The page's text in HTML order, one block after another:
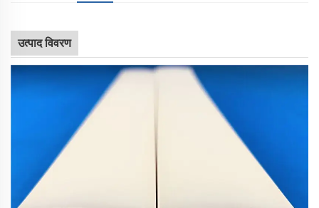
उत्पाद विवरण